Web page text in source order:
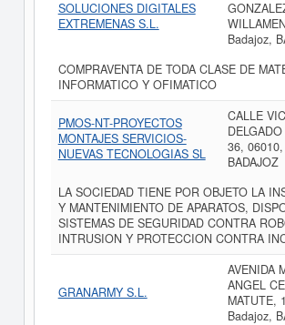
SOLUCIONES DIGITALES
EXTREMENAS S.L.
Badajoz,
COMPRAVENTA DE TODA CLASE DE
INFORMATICO Y OFIMATICO
PMOS-NT-PROYECTOS
MONTAJES SERVICIOS-
NUEVAS TECNOLOGIAS SL
CALLE
36,
BADAJOZ
LA SOCIEDAD TIENE POR OBJETO LA
Y MANTENIMIENTO DE APARATOS,
SISTEMAS DE SEGURIDAD CONTRA
INTRUSION Y PROTECCION CONTRA
GRANARMY S.L.
AVENIDA
ANGEL
MATUTE,
Badajoz,